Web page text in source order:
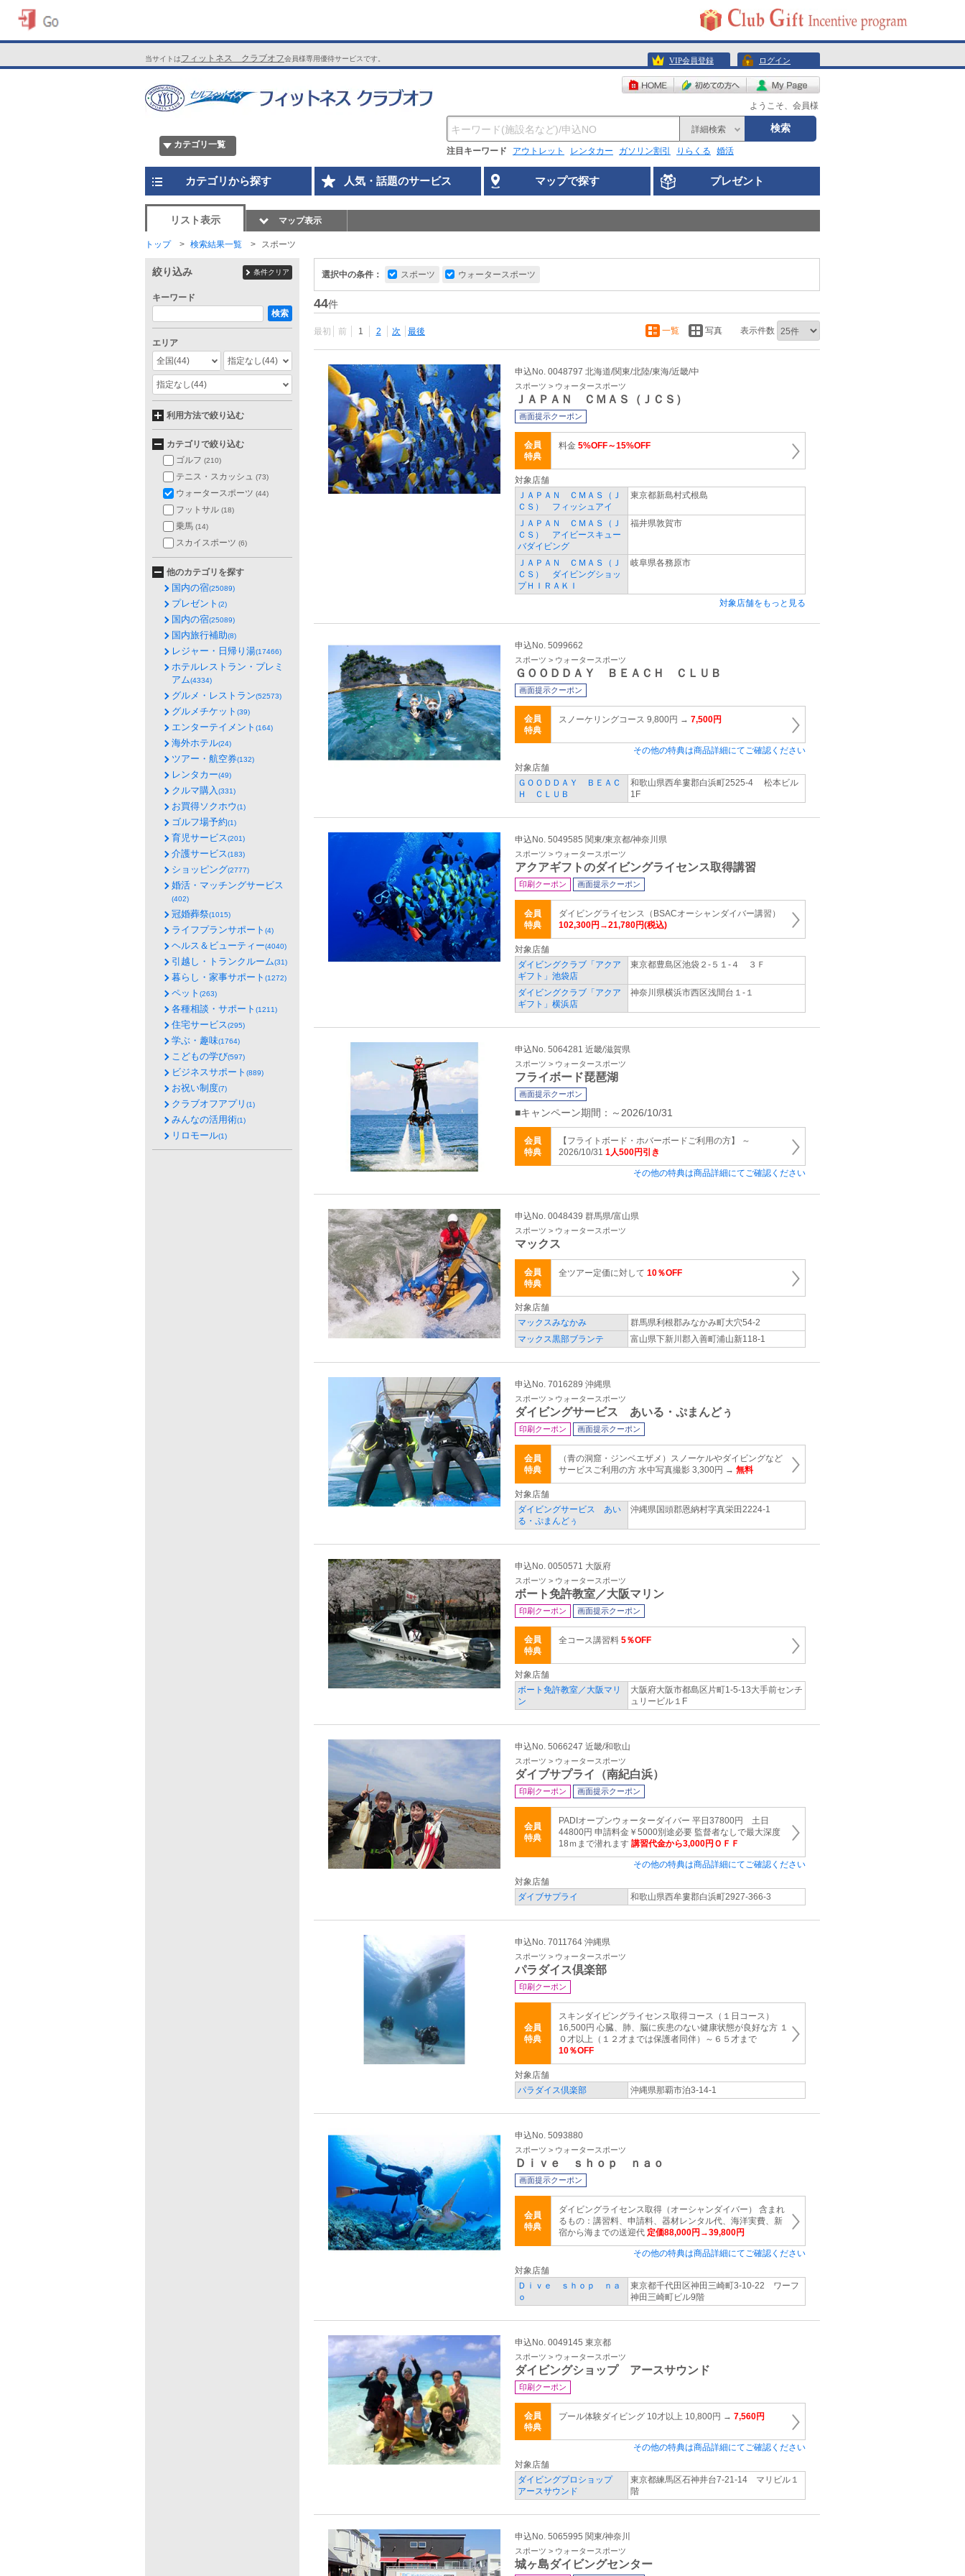
当サイトはフィットネス クラブオフ会員様専用優待サービスです。 VIP会員登録 ログイン
ようこそ、会員様
カテゴリ一覧
詳細検索 検索
注目キーワード アウトレット レンタカー ガソリン割引 りらくる 婚活
カテゴリから探す 人気・話題のサービス マップで探す プレゼント
リスト表示 マップ表示
トップ 検索結果一覧 スポーツ
選択中の条件： スポーツ ウォータースポーツ
44件
最初 前 1 2 次 最後 一覧 写真 表示件数
申込No. 0048797 北海道/関東/北陸/東海/近畿/中
スポーツ > ウォータースポーツ
ＪＡＰＡＮ ＣＭＡＳ（ＪＣＳ）
画面提示クーポン
会員
特典
料金 5%OFF～15%OFF
対象店舗
ＪＡＰＡＮ ＣＭＡＳ（Ｊ
ＣＳ） フィッシュアイ
東京都新島村式根島
ＪＡＰＡＮ ＣＭＡＳ（Ｊ
ＣＳ） アイビースキュー
バダイビング
福井県敦賀市
ＪＡＰＡＮ ＣＭＡＳ（Ｊ
ＣＳ） ダイビングショッ
プＨＩＲＡＫＩ
岐阜県各務原市
対象店舗をもっと見る
申込No. 5099662
スポーツ > ウォータースポーツ
ＧＯＯＤＤＡＹ ＢＥＡＣＨ ＣＬＵＢ
画面提示クーポン
会員
特典
スノーケリングコース 9,800円 → 7,500円
その他の特典は商品詳細にてご確認ください
対象店舗
ＧＯＯＤＤＡＹ ＢＥＡＣ
Ｈ ＣＬＵＢ
和歌山県西牟婁郡白浜町2525-4 松本ビル
1F
申込No. 5049585 関東/東京都/神奈川県
スポーツ > ウォータースポーツ
アクアギフトのダイビングライセンス取得講習
印刷クーポン 画面提示クーポン
会員
特典
ダイビングライセンス（BSACオーシャンダイバー講習）
102,300円→21,780円(税込)
対象店舗
ダイビングクラブ「アクア
ギフト」池袋店
東京都豊島区池袋２-５１-４ ３Ｆ
ダイビングクラブ「アクア
ギフト」横浜店
神奈川県横浜市西区浅間台１-１
申込No. 5064281 近畿/滋賀県
スポーツ > ウォータースポーツ
フライボード琵琶湖
画面提示クーポン
■キャンペーン期間：～2026/10/31
会員
特典
【フライトボード・ホバーボードご利用の方】 ～
2026/10/31 1人500円引き
その他の特典は商品詳細にてご確認ください
申込No. 0048439 群馬県/富山県
スポーツ > ウォータースポーツ
マックス
会員
特典
全ツアー定価に対して 10％OFF
対象店舗
マックスみなかみ
群馬県利根郡みなかみ町大穴54‐2
マックス黒部ブランテ
富山県下新川郡入善町浦山新118-1
申込No. 7016289 沖縄県
スポーツ > ウォータースポーツ
ダイビングサービス あいる・ぷまんどぅ
印刷クーポン 画面提示クーポン
会員
特典
（青の洞窟・ジンベエザメ）スノーケルやダイビングなど
サービスご利用の方 水中写真撮影 3,300円 → 無料
対象店舗
ダイビングサービス あい
る・ぷまんどぅ
沖縄県国頭郡恩納村字真栄田2224‐1
申込No. 0050571 大阪府
スポーツ > ウォータースポーツ
ボート免許教室／大阪マリン
印刷クーポン 画面提示クーポン
会員
特典
全コース講習料 5％OFF
対象店舗
ボート免許教室／大阪マリ
ン
大阪府大阪市都島区片町1‐5‐13大手前センチ
ュリービル１F
申込No. 5066247 近畿/和歌山
スポーツ > ウォータースポーツ
ダイブサプライ（南紀白浜）
印刷クーポン 画面提示クーポン
会員
特典
PADIオープンウォーターダイバー 平日37800円 土日
44800円 申請料金￥5000別途必要 監督者なしで最大深度
18ｍまで潜れます 講習代金から3,000円ＯＦＦ
その他の特典は商品詳細にてご確認ください
対象店舗
ダイブサプライ
和歌山県西牟婁郡白浜町2927-366-3
申込No. 7011764 沖縄県
スポーツ > ウォータースポーツ
パラダイス倶楽部
印刷クーポン
会員
特典
スキンダイビングライセンス取得コース（１日コース）
16,500円 心臓、肺、脳に疾患のない健康状態が良好な方 １
０才以上（１２才までは保護者同伴）～６５才まで
10％OFF
対象店舗
パラダイス倶楽部
沖縄県那覇市泊3‐14‐1
申込No. 5093880
スポーツ > ウォータースポーツ
Ｄｉｖｅ ｓｈｏｐ ｎａｏ
画面提示クーポン
会員
特典
ダイビングライセンス取得（オーシャンダイバー） 含まれ
るもの：講習料、申請料、器材レンタル代、海洋実費、新
宿から海までの送迎代 定価88,000円→39,800円
その他の特典は商品詳細にてご確認ください
対象店舗
Ｄｉｖｅ ｓｈｏｐ ｎａ
ｏ
東京都千代田区神田三崎町3-10-22 ワーフ
神田三崎町ビル9階
申込No. 0049145 東京都
スポーツ > ウォータースポーツ
ダイビングショップ アースサウンド
印刷クーポン
会員
特典
プール体験ダイビング 10才以上 10,800円 → 7,560円
その他の特典は商品詳細にてご確認ください
対象店舗
ダイビングプロショップ
アースサウンド
東京都練馬区石神井台7‐21‐14 マリビル１
階
申込No. 5065995 関東/神奈川
スポーツ > ウォータースポーツ
城ヶ島ダイビングセンター
絞り込み 条件クリア
キーワード
検索
エリア
全国(44) 指定なし(44)
指定なし(44)
利用方法で絞り込む
カテゴリで絞り込む
ゴルフ (210)
テニス・スカッシュ (73)
ウォータースポーツ (44)
フットサル (18)
乗馬 (14)
スカイスポーツ (6)
他のカテゴリを探す
国内の宿(25089)
プレゼント (2)
国内の宿(25089)
国内旅行補助(8)
レジャー・日帰り湯(17466)
ホテルレストラン・プレミ
アム(4334)
グルメ・レストラン(52573)
グルメチケット (39)
エンターテイメント (164)
海外ホテル(24)
ツアー・航空券(132)
レンタカー(49)
クルマ購入(331)
お買得ソクホウ(1)
ゴルフ場予約(1)
育児サービス(201)
介護サービス(183)
ショッピング(2777)
婚活・マッチングサービス
(402)
冠婚葬祭(1015)
ライフプランサポート (4)
ヘルス＆ビューティー(4040)
引越し・トランクルーム(31)
暮らし・家事サポート (1272)
ペット (263)
各種相談・サポート (1211)
住宅サービス(295)
学ぶ・趣味(1764)
こどもの学び(597)
ビジネスサポート (889)
お祝い制度(7)
クラブオフアプリ (1)
みんなの活用術(1)
リロモール(1)